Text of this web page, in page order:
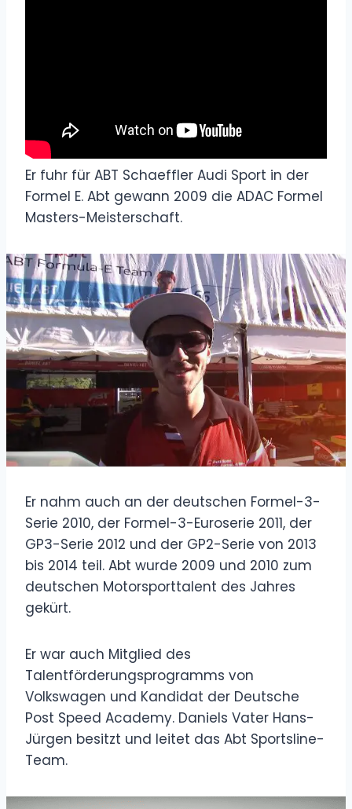
Er fuhr für ABT Schaeffler Audi Sport in der
Formel E. Abt gewann 2009 die ADAC Formel
Masters-Meisterschaft.
Er nahm auch an der deutschen Formel-3-
Serie 2010, der Formel-3-Euroserie 2011, der
GP3-Serie 2012 und der GP2-Serie von 2013
bis 2014 teil. Abt wurde 2009 und 2010 zum
deutschen Motorsporttalent des Jahres
gekürt.
Er war auch Mitglied des
Talentförderungsprogramms von
Volkswagen und Kandidat der Deutsche
Post Speed ​​Academy. Daniels Vater Hans-
Jürgen besitzt und leitet das Abt Sportsline-
Team.